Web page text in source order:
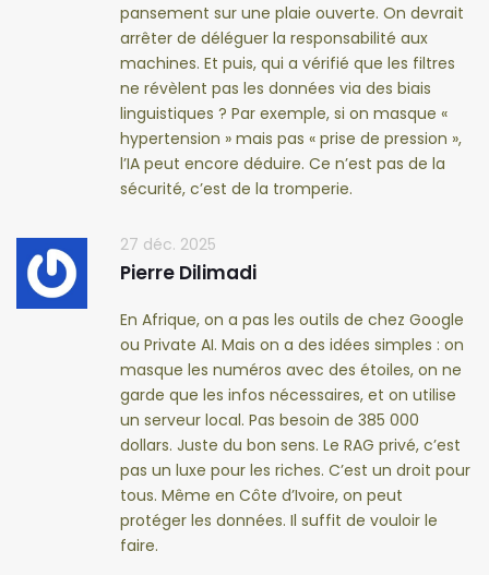
pansement sur une plaie ouverte. On devrait
arrêter de déléguer la responsabilité aux
machines. Et puis, qui a vérifié que les filtres
ne révèlent pas les données via des biais
linguistiques ? Par exemple, si on masque «
hypertension » mais pas « prise de pression »,
l’IA peut encore déduire. Ce n’est pas de la
sécurité, c’est de la tromperie.
27 déc. 2025
Pierre Dilimadi
En Afrique, on a pas les outils de chez Google
ou Private AI. Mais on a des idées simples : on
masque les numéros avec des étoiles, on ne
garde que les infos nécessaires, et on utilise
un serveur local. Pas besoin de 385 000
dollars. Juste du bon sens. Le RAG privé, c’est
pas un luxe pour les riches. C’est un droit pour
tous. Même en Côte d’Ivoire, on peut
protéger les données. Il suffit de vouloir le
faire.